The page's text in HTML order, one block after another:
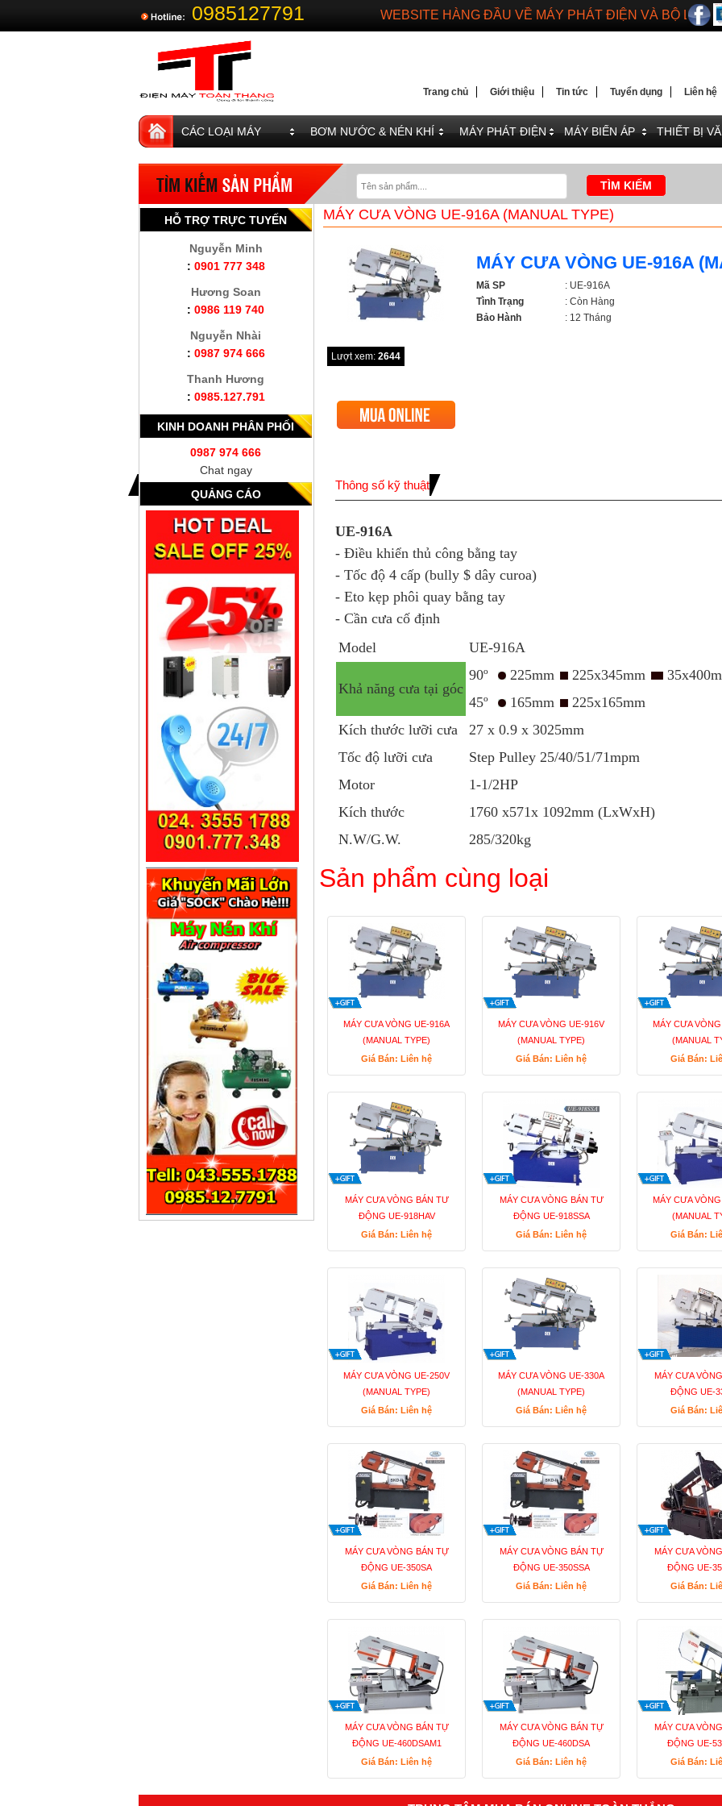
0985127791
DIENMAYTOANTHANG.COM
WEBSITE HÀNG ĐẦU VỀ MÁY PHÁT ĐIỆN VÀ BỘ LƯU
Trang chủ Giới thiệu Tin tức Tuyển dụng Liên hệ
CÁC LOẠI MÁY BƠM NƯỚC & NÉN KHÍ MÁY PHÁT ĐIỆN MÁY BIẾN ÁP THIẾT BỊ
MÁY CƯA VÒNG UE-916A (MANUAL TYPE)
Lượt xem: 2644
MÁY CƯA VÒNG UE-916A
Mã SP
: UE-916A
Tình Trạng
: Còn Hàng
Bảo Hành
: 12 Tháng
Thông số kỹ thuật
UE-916A
- Điều khiển thủ công bằng tay
- Tốc độ 4 cấp (bully $ dây curoa)
- Eto kẹp phôi quay bằng tay
- Cần cưa cố định
Model
UE-916A
Khả năng cưa tại góc
90º 225mm 225x345mm
45º
165mm
225x165mm
Kích thước lưỡi cưa
27 x 0.9 x 3025mm
Tốc độ lưỡi cưa
Step Pulley 25/40/51/71mpm
Motor
1-1/2HP
Kích thước
1760 x571x 1092mm (LxWxH)
N.W/G.W.
285/320kg
Sản phẩm cùng loại
MÁY CƯA VÒNG UE-916A
(MANUAL TYPE)
Giá Bán: Liên hệ
MÁY CƯA VÒNG UE-916V
(MANUAL TYPE)
Giá Bán: Liên hệ
MÁY CƯA
(MANUAL
Giá Bán:
MÁY CƯA VÒNG BÁN TƯ
ĐỘNG UE-918HAV
Giá Bán: Liên hệ
MÁY CƯA VÒNG BÁN TƯ
ĐỘNG UE-918SSA
Giá Bán: Liên hệ
MÁY CƯA
(MANUAL
Giá Bán:
MÁY CƯA VÒNG UE-250V
(MANUAL TYPE)
Giá Bán: Liên hệ
MÁY CƯA VÒNG UE-330A
(MANUAL TYPE)
Giá Bán: Liên hệ
MÁY CƯA
ĐỘNG UE-
Giá Bán:
MÁY CƯA VÒNG BÁN TỰ
ĐỘNG UE-350SA
Giá Bán: Liên hệ
MÁY CƯA VÒNG BÁN TỰ
ĐỘNG UE-350SSA
Giá Bán: Liên hệ
MÁY CƯA
ĐỘNG UE-
Giá Bán:
MÁY CƯA VÒNG BÁN TỰ
ĐỘNG UE-460DSAM1
Giá Bán: Liên hệ
MÁY CƯA VÒNG BÁN TỰ
ĐỘNG UE-460DSA
Giá Bán: Liên hệ
MÁY CƯA
ĐỘNG UE-
Giá Bán:
HỖ TRỢ TRỰC TUYẾN
Nguyễn Minh
: 0901 777 348
Hương Soan
: 0986 119 740
Nguyễn Nhài
: 0987 974 666
Thanh Hương
: 0985.127.791
KINH DOANH PHÂN PHỐI
0987 974 666
Chat ngay
QUẢNG CÁO